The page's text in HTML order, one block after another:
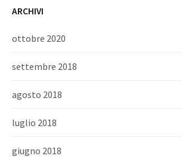
ARCHIVI
ottobre 2020
settembre 2018
agosto 2018
luglio 2018
giugno 2018